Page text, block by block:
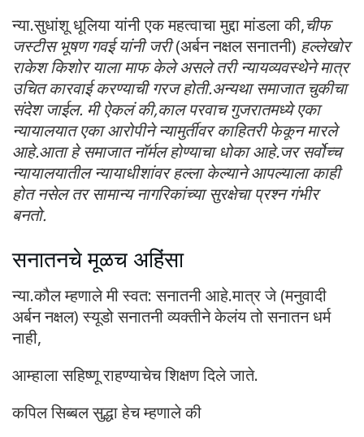
न्या.सुधांशू धूलिया यांनी एक महत्वाचा मुद्दा मांडला की,चीफ
जस्टीस भूषण गवई यांनी जरी(अर्बन नक्षल सनातनी) हल्लेखोर
राकेश किशोर याला माफ केले असले तरी न्यायव्यवस्थेने मात्र
उचित कारवाई करण्याची गरज होती.अन्यथा समाजात चुकीचा
संदेश जाईल. मी ऐकलं की,काल परवाच गुजरातमध्ये एका
न्यायालयात एका आरोपीने न्यामुर्तीवर काहितरी फेकून मारले
आहे.आता हे समाजात नॉर्मल होण्याचा धोका आहे.जर सर्वोच्च
न्यायालयातील न्यायाधीशांवर हल्ला केल्याने आपल्याला काही
होत नसेल तर सामान्य नागरिकांच्या सुरक्षेचा प्रश्न गंभीर
बनतो.
सनातनचे मूळच अहिंसा
न्या.कौल म्हणाले मी स्वत: सनातनी आहे.मात्र जे (मनुवादी
अर्बन नक्षल) स्यूडो सनातनी व्यक्तीने केलंय तो सनातन धर्म
नाही,
आम्हाला सहिष्णू राहण्याचेच शिक्षण दिले जाते.
कपिल सिब्बल सुद्धा हेच म्हणाले की